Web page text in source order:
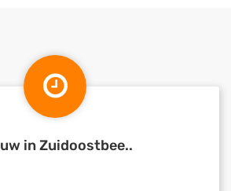
in Zuidoostbee..